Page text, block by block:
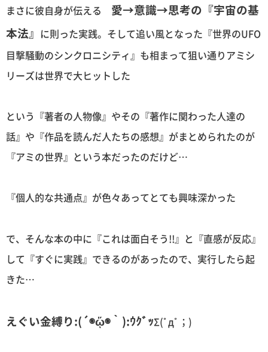
まさに彼自身が伝える 愛→意識→思考の『宇宙の基
本法』 に則った実践。そして追い風となった『世界のUFO
目撃騒動のシンクロニシティ』も相まって狙い通りアミシ
リーズは世界で大ヒットした
という『著者の人物像』やその『著作に関わった人達の
話』や『作品を読んだ人たちの感想』がまとめられたのが
『アミの世界』という本だったのだけど…
『個人的な共通点』が色々あってとても興味深かった
で、そんな本の中に『これは面白そう!!』と『直感が反応』
して『すぐに実践』できるのがあったので、実行したら起
きた…
えぐい金縛り:(´◉ᾥ◉｀):ｳｸﾞｯΣ(ﾟдﾟ；)